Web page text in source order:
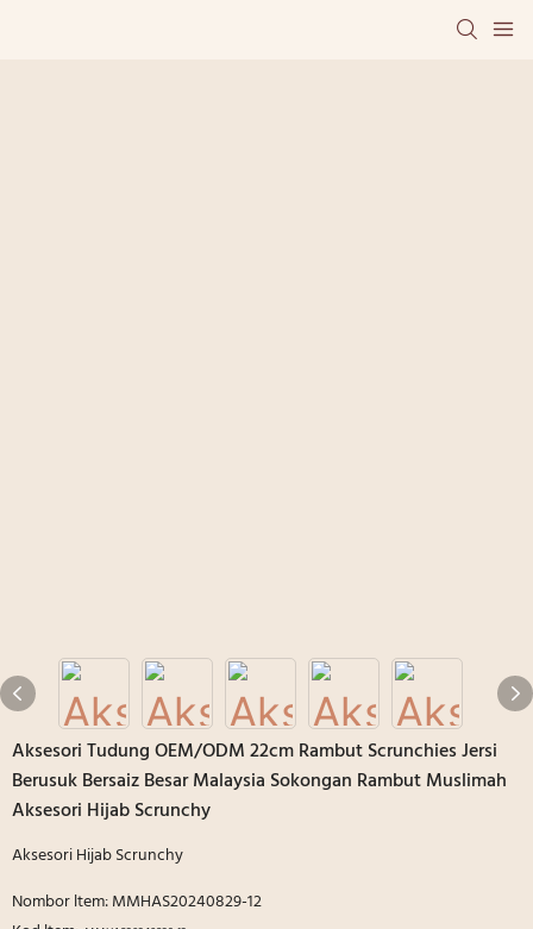
Aksesori Tudung OEM/ODM 22cm Rambut Scrunchies Jersi
Berusuk Bersaiz Besar Malaysia Sokongan Rambut Muslimah
Aksesori Hijab Scrunchy
Aksesori Hijab Scrunchy
Nombor ltem: MMHAS20240829-12